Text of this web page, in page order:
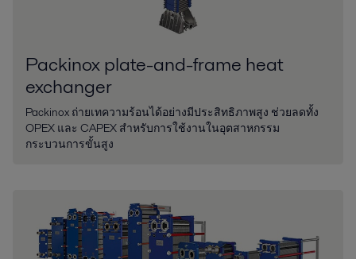
Packinox plate-and-frame heat
exchanger
Packinox ถ่ายเทความร้อนได้อย่างมีประสิทธิภาพสูง ช่วยลดทั้ง
OPEX และ CAPEX สำหรับการใช้งานในอุตสาหกรรม
กระบวนการขั้นสูง